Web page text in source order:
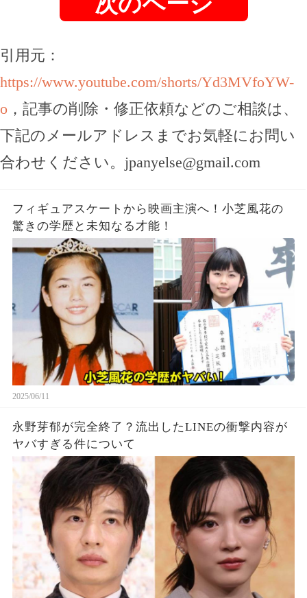
引用元：
https://www.youtube.com/shorts/Yd3MVfoYW-
o ，記事の削除・修正依頼などのご相談は、
下記のメールアドレスまでお気軽にお問い
合わせください。 jpanyelse@gmail.com
フィギュアスケートから映画主演へ！小芝風花の
驚きの学歴と未知なる才能！
2025/06/11
永野芽郁が完全終了？流出したLINEの衝撃内容が
ヤバすぎる件について